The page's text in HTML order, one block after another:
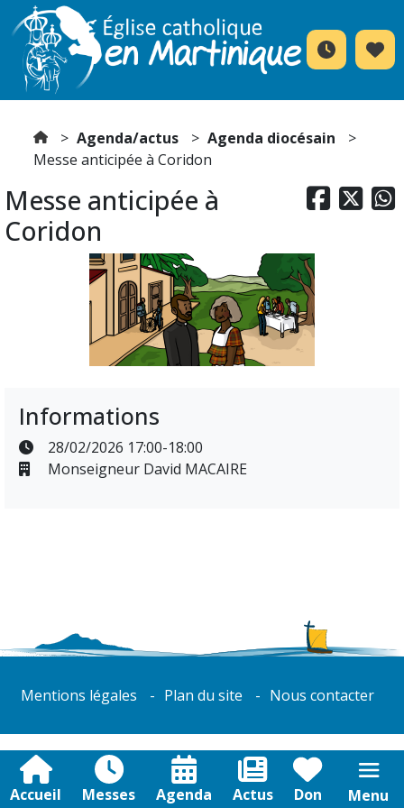
Accueil Messes Agenda Actus Don Menu
Agenda/actus
Agenda diocésain
Messe anticipée à Coridon
  
Messe anticipée à
Coridon
Informations
28/02/2026 17:00-18:00
Monseigneur David MACAIRE
Mentions légales Plan du site Nous contacter